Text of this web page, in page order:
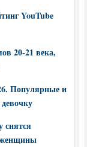
YouTube
20-21 века,
Популярные и
снятся
женщины